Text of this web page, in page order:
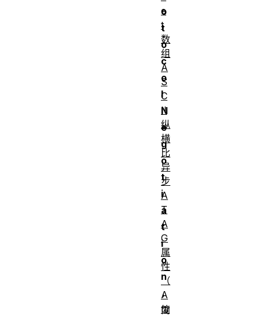
o
t
o
c
o
l
N
e
g
o
t
i
a
t
i
o
n
，
简
e
t
数
组
A
S
C
II
纵
横
比
异
步
A
T
A
G
属
性
（
A
ttr